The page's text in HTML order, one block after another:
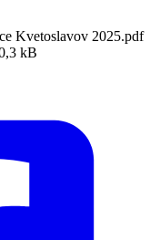
Kvetoslavov 2025.pdf
kB